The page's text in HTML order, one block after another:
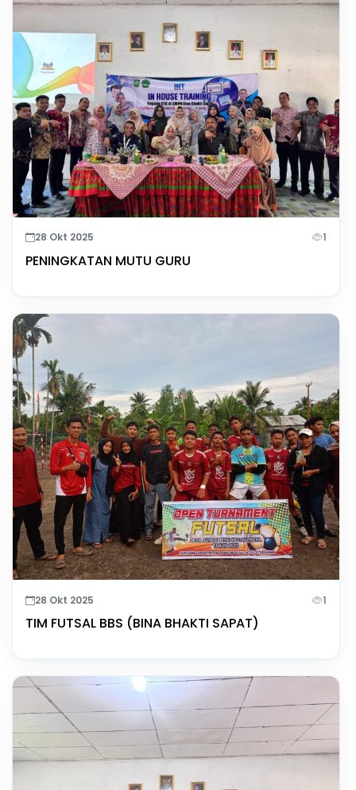
28 Okt 2025 1
PENINGKATAN MUTU GURU
28 Okt 2025 1
TIM FUTSAL BBS (BINA BHAKTI SAPAT)